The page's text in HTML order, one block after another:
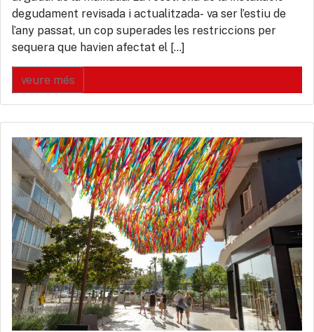
degudament revisada i actualitzada- va ser l’estiu de
l’any passat, un cop superades les restriccions per
sequera que havien afectat el […]
veure més